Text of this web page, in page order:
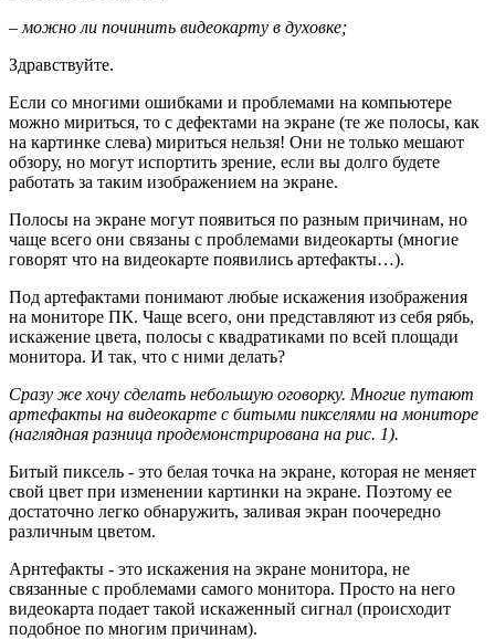
– можно ли починить видеокарту в духовке;
Здравствуйте.
Если со многими ошибками и проблемами на компьютере
можно мириться, то с дефектами на экране (те же полосы, как
на картинке слева) мириться нельзя! Они не только мешают
обзору, но могут испортить зрение, если вы долго будете
работать за таким изображением на экране.
Полосы на экране могут появиться по разным причинам, но
чаще всего они связаны с проблемами видеокарты (многие
говорят что на видеокарте появились артефакты…).
Под артефактами понимают любые искажения изображения
на мониторе ПК. Чаще всего, они представляют из себя рябь,
искажение цвета, полосы с квадратиками по всей площади
монитора. И так, что с ними делать?
Сразу же хочу сделать небольшую оговорку. Многие путают
артефакты на видеокарте с битыми пикселями на мониторе
(наглядная разница продемонстрирована на рис. 1).
Битый пиксель - это белая точка на экране, которая не меняет
свой цвет при изменении картинки на экране. Поэтому ее
достаточно легко обнаружить, заливая экран поочередно
различным цветом.
Арнтефакты - это искажения на экране монитора, не
связанные с проблемами самого монитора. Просто на него
видеокарта подает такой искаженный сигнал (происходит
подобное по многим причинам).